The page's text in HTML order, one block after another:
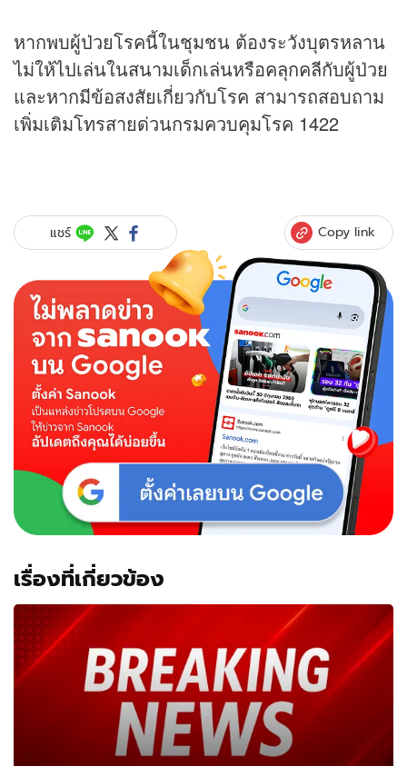
หากพบผู้ป่วยโรคนี้ในชุมชน ต้องระวังบุตรหลาน
ไม่ให้ไปเล่นในสนามเด็กเล่นหรือคลุกคลีกับผู้ป่วย
และหากมีข้อสงสัยเกี่ยวกับโรค สามารถสอบถาม
เพิ่มเติมโทรสายด่วนกรมควบคุมโรค 1422
แชร์ Copy link
เรื่องที่เกี่ยวข้อง